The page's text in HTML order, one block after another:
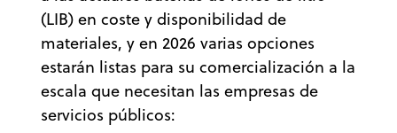
(LIB) en coste y disponibilidad de
materiales, y en 2026 varias opciones
estarán listas para su comercialización a la
escala que necesitan las empresas de
servicios públicos: